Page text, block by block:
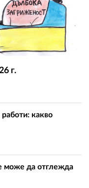
г.
какво
може да отглежда